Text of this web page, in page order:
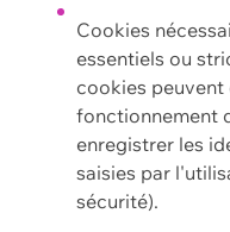
Cookies
essentiels ou
cookies peuvent
fonctionnement
enregistrer les
saisies par
sécurité).